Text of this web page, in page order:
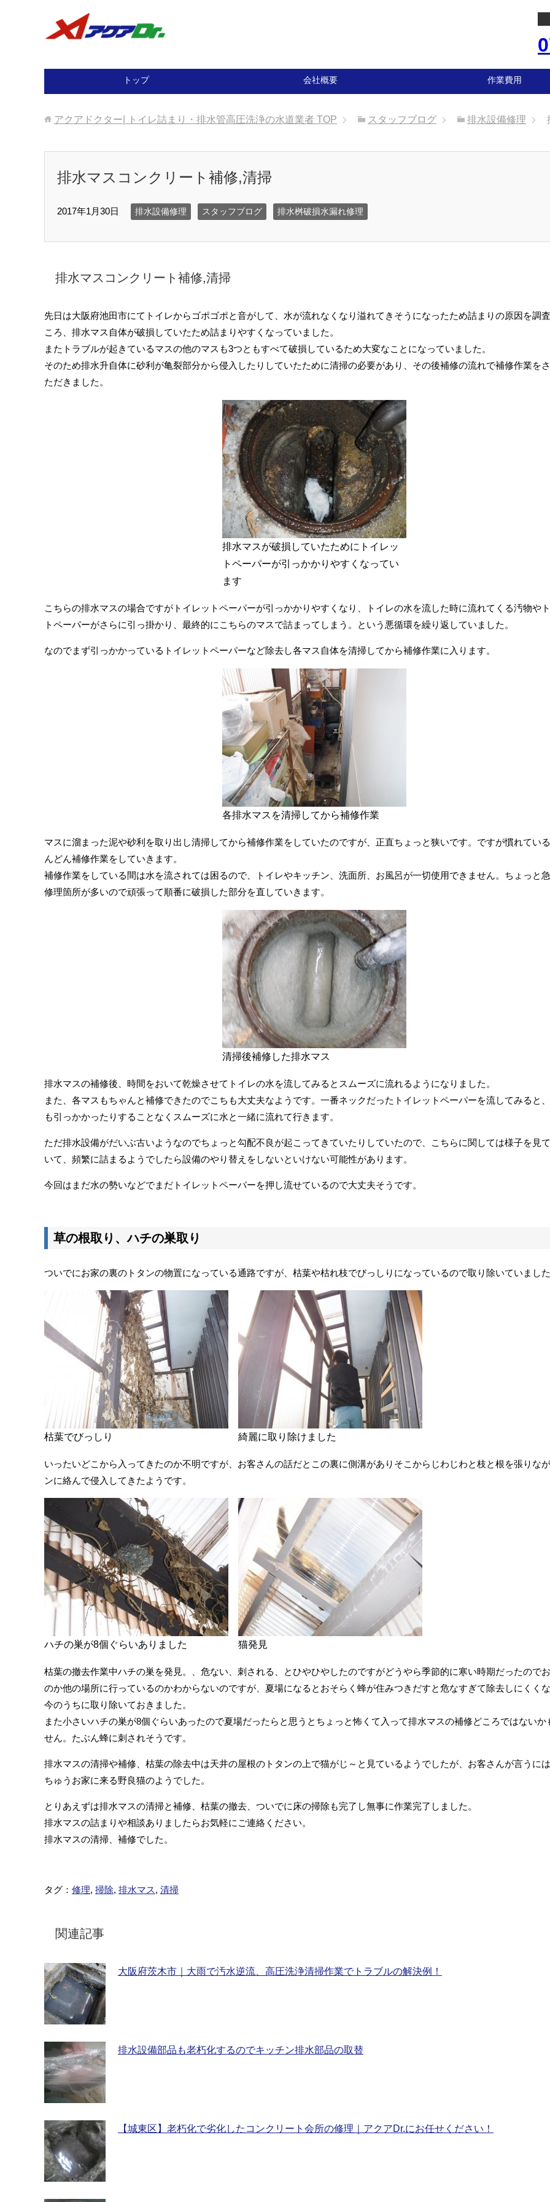
トップ 会社概要 作業費用
アクアドクター| トイレ詰まり・排水管高圧洗浄の水道業者 TOP スタッフブログ 排水設備修理
排水マスコンクリート補修,清掃
2017年1月30日 排水設備修理 スタッフブログ 排水桝破損水漏れ修理
排水マスコンクリート補修,清掃
先日は大阪府池田市にてトイレからゴポゴポと音がして、水が流れなくなり溢れてきそうになったため詰まりの原因を調
ころ、排水マス自体が破損していたため詰まりやすくなっていました。
またトラブルが起きているマスの他のマスも3つともすべて破損しているため大変なことになっていました。
そのため排水升自体に砂利が亀裂部分から侵入したりしていたために清掃の必要があり、その後補修の流れで補修作業を
ただきました。
排水マスが破損していたためにトイレッ
トペーパーが引っかかりやすくなってい
ます
こちらの排水マスの場合ですがトイレットペーパーが引っかかりやすくなり、トイレの水を流した時に流れてくる汚物や
トペーパーがさらに引っ掛かり、最終的にこちらのマスで詰まってしまう。という悪循環を繰り返していました。
なのでまず引っかかっているトイレットペーパーなど除去し各マス自体を清掃してから補修作業に入ります。
各排水マスを清掃してから補修作業
マスに溜まった泥や砂利を取り出し清掃してから補修作業をしていたのですが、正直ちょっと狭いです。ですが慣れてい
んどん補修作業をしていきます。
補修作業をしている間は水を流されては困るので、トイレやキッチン、洗面所、お風呂が一切使用できません。ちょっと
修理箇所が多いので頑張って順番に破損した部分を直していきます。
清掃後補修した排水マス
排水マスの補修後、時間をおいて乾燥させてトイレの水を流してみるとスムーズに流れるようになりました。
また、各マスもちゃんと補修できたのでこちも大丈夫なようです。一番ネックだったトイレットペーパーを流してみると
も引っかかったりすることなくスムーズに水と一緒に流れて行きます。
ただ排水設備がだいぶ古いようなのでちょっと勾配不良が起こってきていたりしていたので、こちらに関しては様子を見
いて、頻繁に詰まるようでしたら設備のやり替えをしないといけない可能性があります。
今回はまだ水の勢いなどでまだトイレットペーパーを押し流せているので大丈夫そうです。
草の根取り、ハチの巣取り
ついでにお家の裏のトタンの物置になっている通路ですが、枯葉や枯れ枝でびっしりになっているので取り除いていまし
枯葉でびっしり 綺麗に取り除けました
いったいどこから入ってきたのか不明ですが、お客さんの話だとこの裏に側溝がありそこからじわじわと枝と根を張りな
ンに絡んで侵入してきたようです。
ハチの巣が8個ぐらいありました 猫発見
枯葉の撤去作業中ハチの巣を発見。、危ない、刺される、とひやひやしたのですがどうやら季節的に寒い時期だったので
のか他の場所に行っているのかわからないのですが、夏場になるとおそらく蜂が住みつきだすと危なすぎて除去しにくく
今のうちに取り除いておきました。
また小さいハチの巣が8個ぐらいあったので夏場だったらと思うとちょっと怖くて入って排水マスの補修どころではないか
せん。たぶん蜂に刺されそうです。
排水マスの清掃や補修、枯葉の除去中は天井の屋根のトタンの上で猫がじ～と見ているようでしたが、お客さんが言うに
ちゅうお家に来る野良猫のようでした。
とりあえずは排水マスの清掃と補修、枯葉の撤去、ついでに床の掃除も完了し無事に作業完了しました。
排水マスの詰まりや相談ありましたらお気軽にご連絡ください。
排水マスの清掃、補修でした。
タグ： 修理, 掃除, 排水マス, 清掃
関連記事
大阪府茨木市｜大雨で汚水逆流、高圧洗浄清掃作業でトラブルの解決例！
排水設備部品も老朽化するのでキッチン排水部品の取替
【城東区】老朽化で劣化したコンクリート会所の修理｜アクアDr.にお任せください！